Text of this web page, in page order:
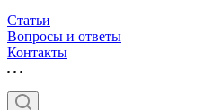
Статьи
Вопросы и ответы
Контакты